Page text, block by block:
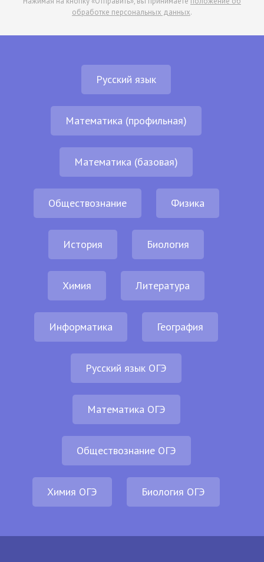
обработке персональных данных.
Русский язык
Математика (профильная)
Математика (базовая)
Обществознание Физика
История Биология
Химия Литература
Информатика География
Русский язык ОГЭ
Математика ОГЭ
Обществознание ОГЭ
Химия ОГЭ Биология ОГЭ